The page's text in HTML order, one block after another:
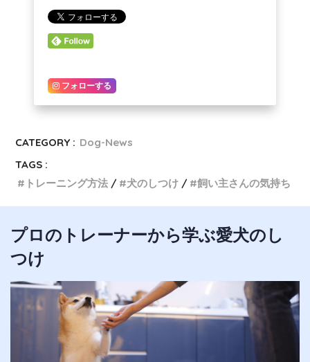
フォローする
CATEGORY : Dog-News
TAGS :
トレーニング方法
犬のしつけ 飼い主さんの気持ち
プロのトレーナーから学ぶ愛犬のし
つけ